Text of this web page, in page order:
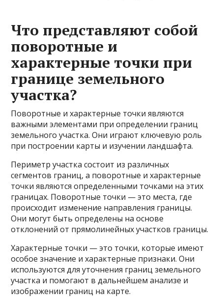
Что представляют собой
поворотные и
характерные точки при
границе земельного
участка?
Поворотные и характерные точки являются
важными элементами при определении границ
земельного участка. Они играют ключевую роль
при построении карты и изучении ландшафта.
Периметр участка состоит из различных
сегментов границ, а поворотные и характерные
точки являются определенными точками на этих
границах. Поворотные точки — это места, где
происходит изменение направления границы.
Они могут быть определены на основе
отклонений от прямолинейных участков границы.
Характерные точки — это точки, которые имеют
особое значение и характерные признаки. Они
используются для уточнения границ земельного
участка и помогают в дальнейшем анализе и
изображении границ на карте.